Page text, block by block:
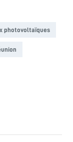
photovoltaïques